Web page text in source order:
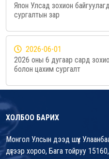
Япон Улсад зохион
сургалтын зар
2026-06-01
2026 оны 6 дугаар сард
болон цахим сургалт
ХОЛБОО БАРИХ
Монгол Улсын дээд шүүх
дүгээр хороо, Бага тойруу